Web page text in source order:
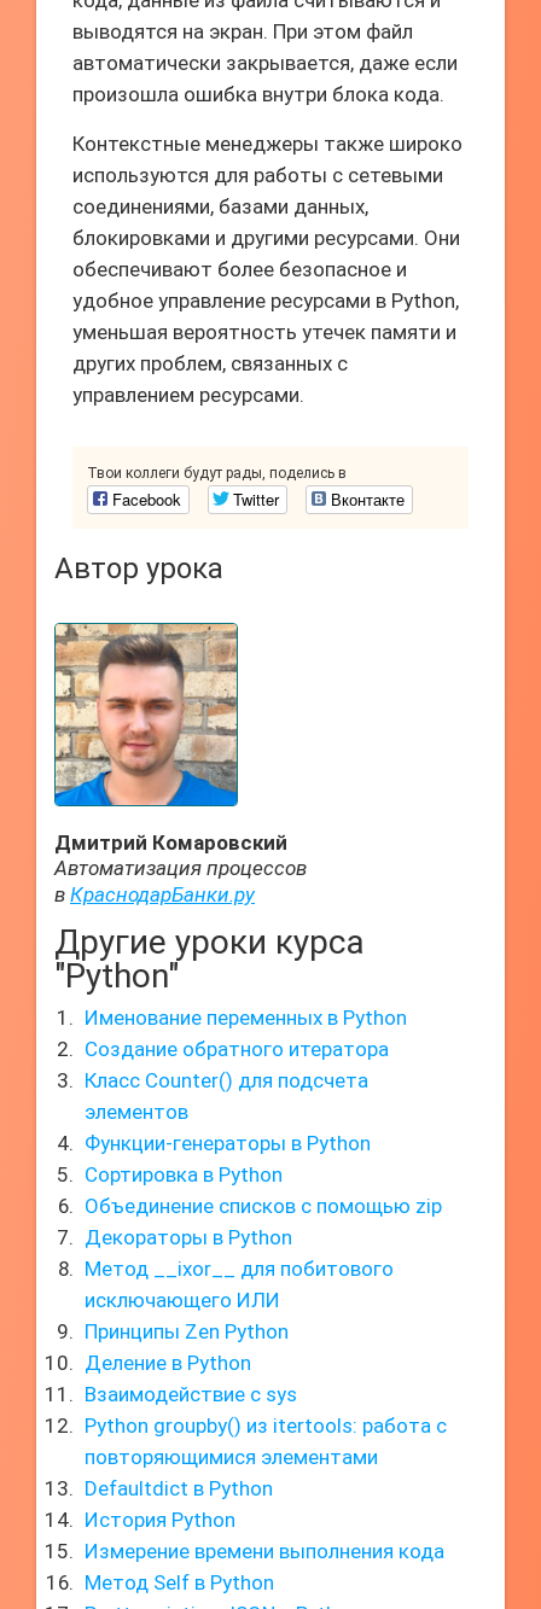
выводятся на экран. При этом файл
автоматически закрывается, даже если
произошла ошибка внутри блока кода.
Контекстные менеджеры также широко
используются для работы с сетевыми
соединениями, базами данных,
блокировками и другими ресурсами. Они
обеспечивают более безопасное и
удобное управление ресурсами в Python,
уменьшая вероятность утечек памяти и
других проблем, связанных с
управлением ресурсами.
Твои коллеги будут рады, поделись в
Facebook Twitter Вконтакте
Автор урока
Дмитрий Комаровский
Автоматизация процессов
в КраснодарБанки.ру
Другие уроки курса
"Python"
Именование переменных в Python
Создание обратного итератора
Класс Counter() для подсчета
элементов
Функции-генераторы в Python
Сортировка в Python
Объединение списков с помощью zip
Декораторы в Python
Метод __ixor__ для побитового
исключающего ИЛИ
Принципы Zen Python
Деление в Python
Взаимодействие с sys
Python groupby() из itertools: работа с
повторяющимися элементами
Defaultdict в Python
История Python
Измерение времени выполнения кода
Метод Self в Python